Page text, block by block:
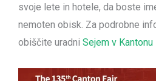
svoje lete in hotele, da boste
nemoten obisk. Za podrobne
obiščite uradni Sejem v Kantonu